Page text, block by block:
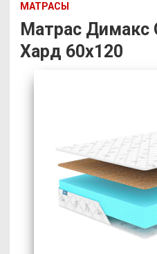
МАТРАСЫ
Матрас Димакс
Хард 60х120